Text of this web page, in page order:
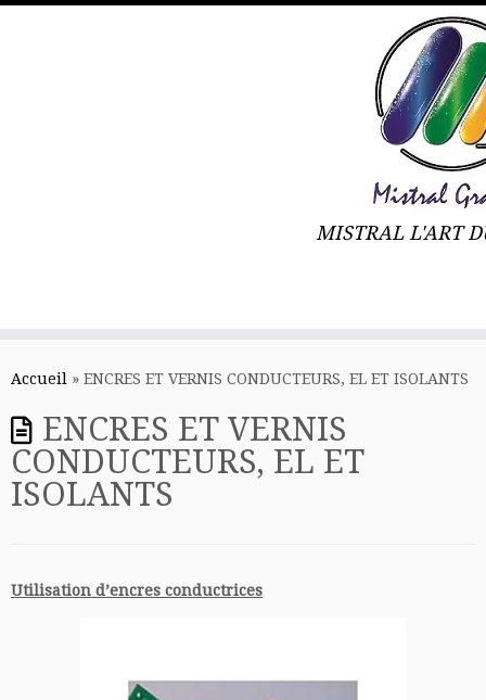
MISTRAL L'ART
Accueil » ENCRES ET VERNIS CONDUCTEURS, EL ET ISOLANTS
ENCRES ET VERNIS
CONDUCTEURS, EL ET
ISOLANTS
Utilisation d’encres conductrices